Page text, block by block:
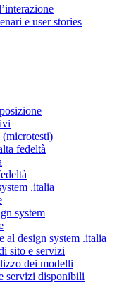
e user stories
(microtesti)
fedeltà
.italia
system
al design system .italia
sito e servizi
dei modelli
servizi disponibili